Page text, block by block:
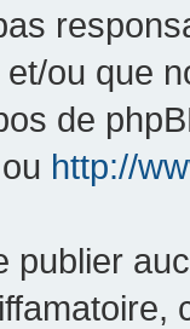
ou que
de
ou http://
publier